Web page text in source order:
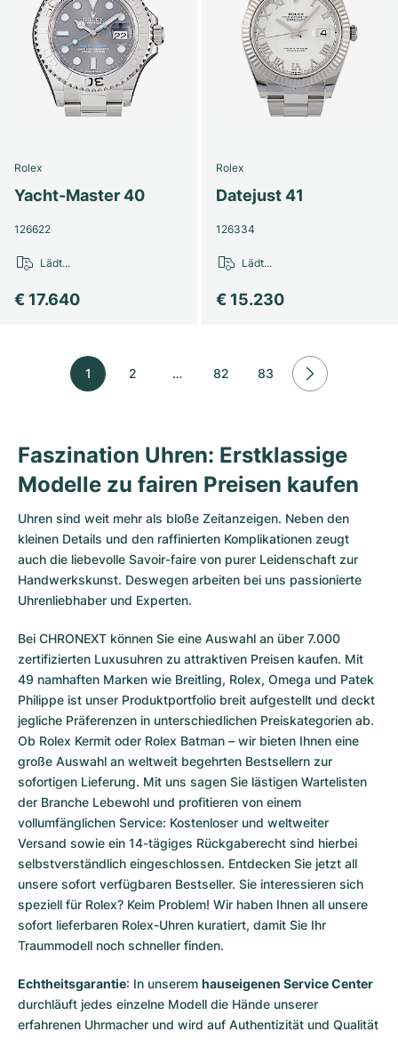
Rolex
Yacht-Master 40
126622
€ 17.640
Lädt...
Rolex
Datejust 41
126334
€ 15.230
Lädt...
1 2 … 82 83
Faszination Uhren: Erstklassige
Modelle zu fairen Preisen kaufen
Uhren sind weit mehr als bloße Zeitanzeigen. Neben den
kleinen Details und den raffinierten Komplikationen zeugt
auch die liebevolle Savoir-faire von purer Leidenschaft zur
Handwerkskunst. Deswegen arbeiten bei uns passionierte
Uhrenliebhaber und Experten.
Bei CHRONEXT können Sie eine Auswahl an über 7.000
zertifizierten Luxusuhren zu attraktiven Preisen kaufen. Mit
49 namhaften Marken wie Breitling, Rolex, Omega und Patek
Philippe ist unser Produktportfolio breit aufgestellt und deckt
jegliche Präferenzen in unterschiedlichen Preiskategorien ab.
Ob Rolex Kermit oder Rolex Batman – wir bieten Ihnen eine
große Auswahl an weltweit begehrten Bestsellern zur
sofortigen Lieferung. Mit uns sagen Sie lästigen Wartelisten
der Branche Lebewohl und profitieren von einem
vollumfänglichen Service: Kostenloser und weltweiter
Versand sowie ein 14-tägiges Rückgaberecht sind hierbei
selbstverständlich eingeschlossen. Entdecken Sie jetzt all
unsere sofort verfügbaren Bestseller. Sie interessieren sich
speziell für Rolex? Keim Problem! Wir haben Ihnen all unsere
sofort lieferbaren Rolex-Uhren kuratiert, damit Sie Ihr
Traummodell noch schneller finden.
Echtheitsgarantie: In unserem hauseigenen Service Center
durchläuft jedes einzelne Modell die Hände unserer
erfahrenen Uhrmacher und wird auf Authentizität und Qualität